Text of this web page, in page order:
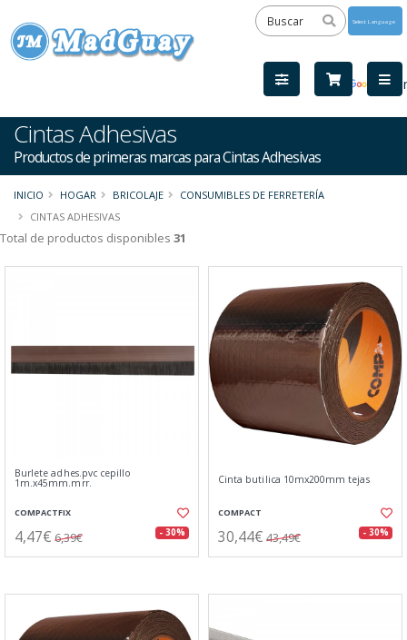
by
Cintas Adhesivas
Productos de primeras marcas para Cintas Adhesivas
INICIO HOGAR BRICOLAJE
CONSUMIBLES DE FERRETERÍA
CINTAS ADHESIVAS
Total de productos disponibles 31
Burlete adhes.pvc cepillo
1m.x45mm.mrr.
COMPACTFIX
4,47€ 6,39€ - 30%
Cinta butilica 10mx200mm tejas
COMPACT
30,44€ 43,49€ - 30%